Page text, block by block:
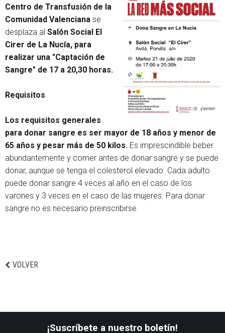
Centro de Transfusión de la
Comunidad Valenciana se
desplaza al Salón Social El
Cirer de La Nucía, para
realizar una "Captación de
Sangre" de 17 a 20,30 horas.
Requisitos
Los requisitos generales
para donar sangre es ser mayor de 18 años y menor de
65 años y pesar más de 50 kilos. Es imprescindible beber
abundantemente y comer antes de donar sangre y se puede
donar, aunque se tenga el colesterol elevado. Cada adulto
puede donar sangre 4 veces al año en el caso de los
varones y 3 veces en el caso de las mujeres. Para donar
sangre no es necesario preinscribirse.
VOLVER
¡Suscríbete a nuestro boletín!